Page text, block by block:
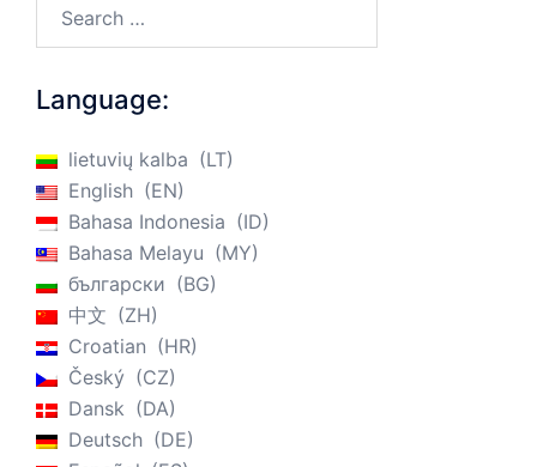
Language:
lietuvių kalba
LT
English
EN
Bahasa Indonesia
ID
Bahasa Melayu
MY
български
BG
中文
ZH
Croatian
HR
Český
CZ
Dansk
DA
Deutsch
DE